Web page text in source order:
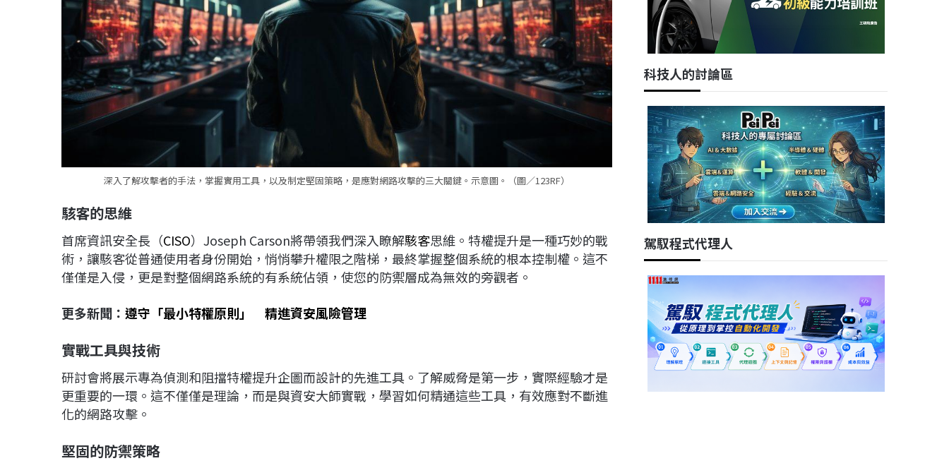
深入了解攻擊者的手法，掌握實用工具，以及制定堅固策略，是應對網路攻擊的三大關鍵。示意圖。（圖／123RF）
駭客的思維
首席資訊安全長（CISO）Joseph Carson將帶領我們深入瞭解駭客思維。特權提升是一種巧妙的戰
術，讓駭客從普通使用者身份開始，悄悄攀升權限之階梯，最終掌握整個系統的根本控制權。這不
僅僅是入侵，更是對整個網路系統的有系統佔領，使您的防禦層成為無效的旁觀者。
更多新聞： 遵守「最小特權原則」 精進資安風險管理
實戰工具與技術
研討會將展示專為偵測和阻擋特權提升企圖而設計的先進工具。了解威脅是第一步，實際經驗才是
更重要的一環。這不僅僅是理論，而是與資安大師實戰，學習如何精通這些工具，有效應對不斷進
化的網路攻擊。
堅固的防禦策略
科技人的討論區
駕馭程式代理人